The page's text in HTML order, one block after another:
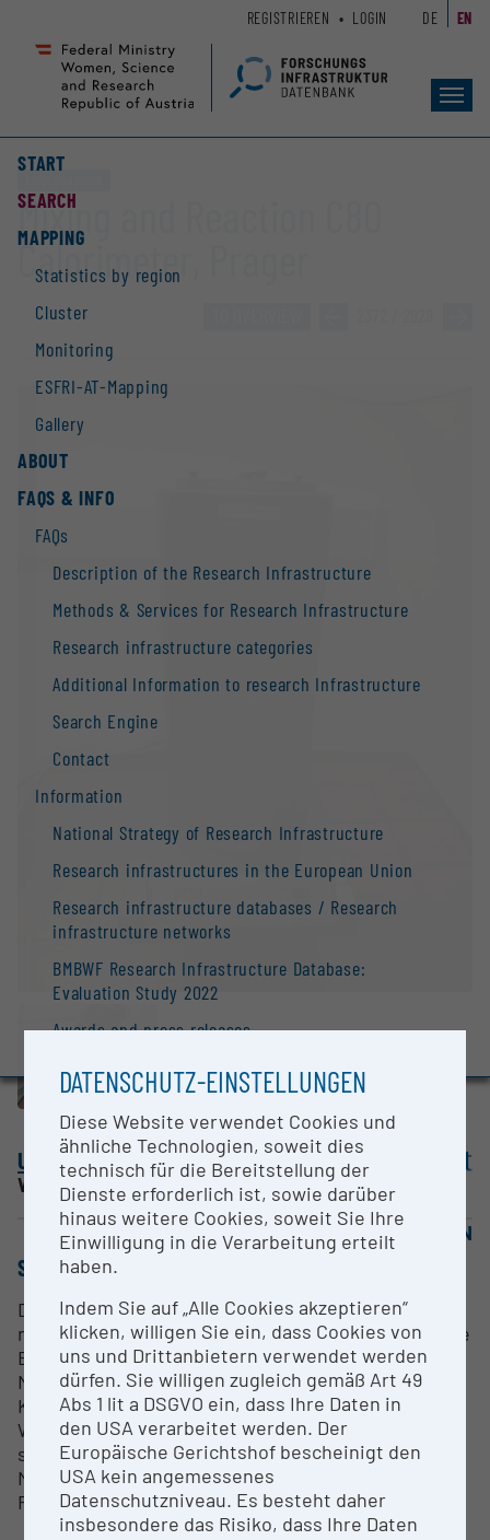
Seiteninhalt
Accesskey
Hauptnavigation
Accesskey
START
SEARCH
MAPPING
Statistics by region
Cluster
Monitoring
ESFRI-AT-Mapping
Gallery
ABOUT
FAQS & INFO
FAQs
Description of the Research Infrastructure
Methods & Services for Research Infrastructure
Research infrastructure categories
Additional Information to research Infrastructure
Search Engine
Contact
Information
National Strategy of Research Infrastructure
Research infrastructures in the European Union
Research infrastructure databases / Research
infrastructure networks
BMBWF Research Infrastructure Database:
Evaluation Study 2022
Awards and press releases
REGISTRIEREN LOGIN DE EN
Mixing and Reaction C80
Calorimeter, Prager
University of Vienna
Wien |Website
OPEN FOR COLLABORATION
SHORT DESCRIPTION
Die gezielte, auf Theorien basierte Entwicklung
neuer Materialien erfordert eine thermodynamische
Beschreibung der entsprechenden
Materialsysteme, meist aus mehreren
Komponenten bestehend. Bildungswärmen und
Wärmekapazitäten der auftretenden Verbindungen
sind ein Schlüssel dazu. Das Gerät erlaubt deren
Messung mit höchster Genauigkeit von
Raumtemperatur bis zu 300 °C.
DATENSCHUTZ-EINSTELLUNGEN
Diese Website verwendet Cookies und
ähnliche Technologien, soweit dies
technisch für die Bereitstellung der
Dienste erforderlich ist, sowie darüber
hinaus weitere Cookies, soweit Sie Ihre
Einwilligung in die Verarbeitung erteilt
haben.
Indem Sie auf „Alle Cookies akzeptieren“
klicken, willigen Sie ein, dass Cookies von
uns und Drittanbietern verwendet werden
dürfen. Sie willigen zugleich gemäß Art 49
Abs 1 lit a DSGVO ein, dass Ihre Daten in
den USA verarbeitet werden. Der
Europäische Gerichtshof bescheinigt den
USA kein angemessenes
Datenschutzniveau. Es besteht daher
insbesondere das Risiko, dass Ihre Daten